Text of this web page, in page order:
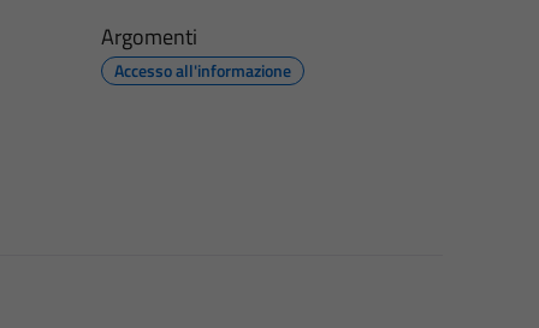
Argomenti
Accesso all'informazione